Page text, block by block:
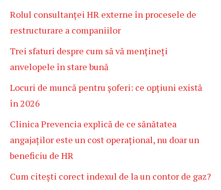
Rolul consultanței HR externe în procesele de
restructurare a companiilor
Trei sfaturi despre cum să vă mențineți
anvelopele în stare bună
Locuri de muncă pentru șoferi: ce opțiuni există
în 2026
Clinica Prevencia explică de ce sănătatea
angajaților este un cost operațional, nu doar un
beneficiu de HR
Cum citești corect indexul de la un contor de gaz?